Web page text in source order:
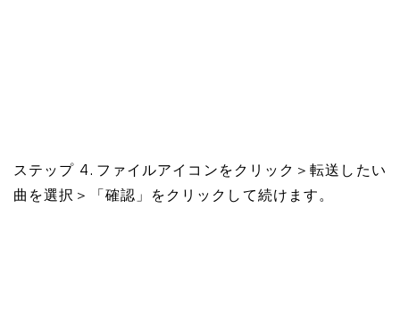
ステップ 4. ファイルアイコンをクリック＞転送したい
曲を選択＞「確認」をクリックして続けます。